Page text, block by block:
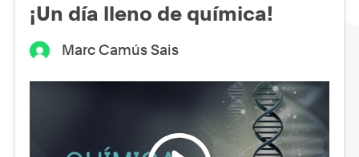
¡Un día lleno de química!
Marc Camús Sais